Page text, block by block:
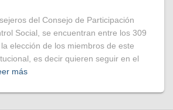
del Consejo de Participación
Social, se encuentran entre los 309
elección de los miembros de este
es decir quieren seguir en el
más